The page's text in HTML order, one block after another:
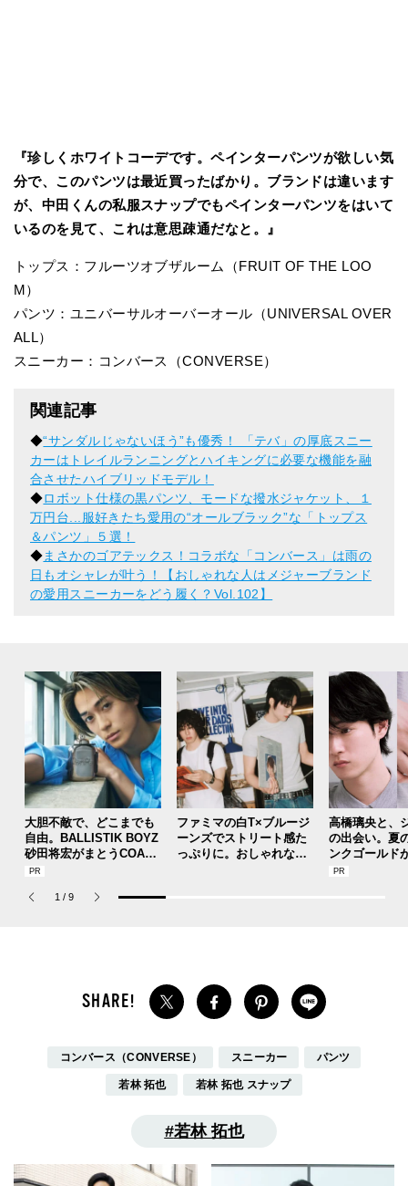
『珍しくホワイトコーデです。ペインターパンツが欲しい気
分で、このパンツは最近買ったばかり。ブランドは違います
が、中田くんの私服スナップでもペインターパンツをはいて
いるのを見て、これは意思疎通だなと。』
トップス：フルーツオブザルーム（FRUIT OF THE LOO
M）
パンツ：ユニバーサルオーバーオール（UNIVERSAL OVER
ALL）
スニーカー：コンバース（CONVERSE）
関連記事
◆“サンダルじゃないほう”も優秀！ 「テバ」の厚底スニー
カーはトレイルランニングとハイキングに必要な機能を融
合させたハイブリッドモデル！
◆ロボット仕様の黒パンツ、モードな撥水ジャケット、１
万円台...服好きたち愛用の“オールブラック”な「トップス
＆パンツ」５選！
◆まさかのゴアテックス！コラボな「コンバース」は雨の
日もオシャレが叶う！【おしゃれな人はメジャーブランド
の愛用スニーカーをどう履く？Vol.102】
大胆不敵で、どこまでも
自由。BALLISTIK BOYZ
砂田将宏がまとうCOACH
の新作フレグランス「コ
パルファム」
ファミマの白T×ブルージ
ーンズでストリート感た
っぷりに。おしゃれな人
高橋璃央と、
の出会い。夏
ンクゴールド
SUMMER
1 / 9
コンバース（CONVERSE） スニーカー パンツ
若林 拓也 若林 拓也 スナップ
若林 拓也